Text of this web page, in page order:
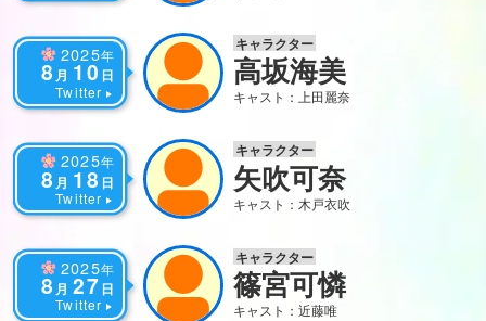
2025年
8 月 10 日
Twitter
キャラクター
高坂海美
キャスト：上田麗奈
2025年
8 月 18 日
Twitter
キャラクター
矢吹可奈
キャスト：木戸衣吹
2025年
8 月 27 日
Twitter
キャラクター
篠宮可憐
キャスト：近藤唯